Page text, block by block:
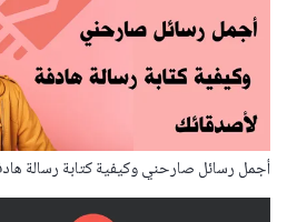
أجمل رسائل صارحني وكيفية كتابة رسالة